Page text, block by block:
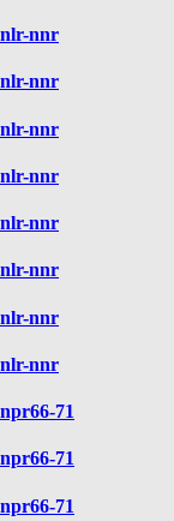
nlr-nnr
nlr-nnr
nlr-nnr
nlr-nnr
nlr-nnr
nlr-nnr
nlr-nnr
nlr-nnr
npr66-71
npr66-71
npr66-71